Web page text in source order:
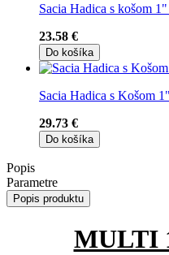
Sacia Hadica s košom
23.58 €
Do košíka
Sacia Hadica s Košom
29.73 €
Do košíka
Popis
Parametre
Popis produktu
MULTI